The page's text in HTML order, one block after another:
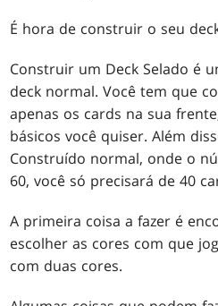
É hora de construir o seu
Construir um Deck Selado é
deck normal. Você tem que
apenas os cards na sua
básicos você quiser. Além
Construído normal, onde o
60, você só precisará de 40
A primeira coisa a fazer é
escolher as cores com que
com duas cores.